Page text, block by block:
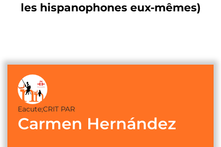
les hispanophones eux-mêmes)
Eacute;CRIT PAR
Carmen Hernández